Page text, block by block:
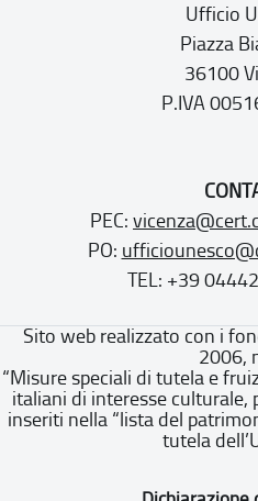
Ufficio
Piazza
36100
P.IVA
PEC:
PO:
TEL: +39
Sito web realizzato con i
2006,
“Misure speciali di tutela e
italiani di interesse culturale,
inseriti nella “lista del
tutela